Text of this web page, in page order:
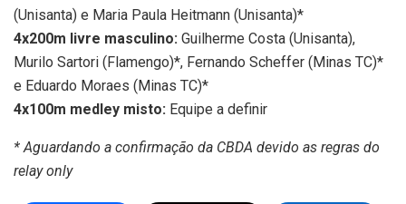
(Unisanta) e Maria Paula Heitmann (Unisanta)*
4x200m livre masculino: Guilherme Costa (Unisanta),
Murilo Sartori (Flamengo)*, Fernando Scheffer (Minas TC)*
e Eduardo Moraes (Minas TC)*
4x100m medley misto: Equipe a definir
* Aguardando a confirmação da CBDA devido as regras do
relay only